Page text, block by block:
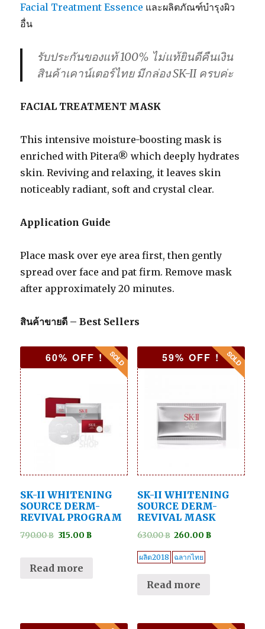
Facial Treatment Essence และผลิตภัณฑ์บำรุงผิว
อื่น
รับประกันของแท้ 100% ไม่แท้ยินดีคืนเงิน
สินค้าเคาน์เตอร์ไทย มีกล่อง SK-II ครบค่ะ
FACIAL TREATMENT MASK
This intensive moisture-boosting mask is
enriched with Pitera® which deeply hydrates
skin. Reviving and relaxing, it leaves skin
noticeably radiant, soft and crystal clear.
Application Guide
Place mask over eye area first, then gently
spread over face and pat firm. Remove mask
after approximately 20 minutes.
สินค้าขายดี – Best Sellers
60% OFF !
SK-II WHITENING
SOURCE DERM-
REVIVAL PROGRAM
790.00฿ 315.00 ฿
Read more
59% OFF !
SK-II WHITENING
SOURCE DERM-
REVIVAL MASK
630.00฿ 260.00฿
ผลิต2018 ฉลากไทย
Read more